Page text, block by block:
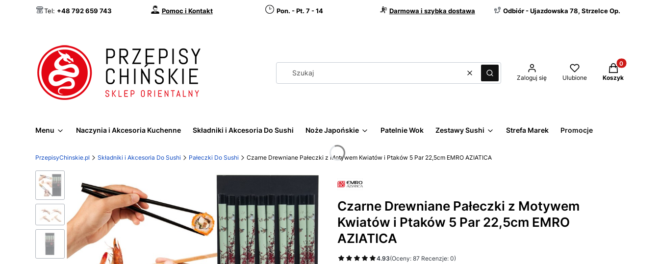
Tel: +48 792 659 743 Pomoc i Kontakt Pon. - Pt. 7 - 14 Darmowa i szybka dostawa Odbiór - Ujazdowska 78, Strzelce Op.
WyczyśćSzukaj Zaloguj się Ulubione
Produkty w
Koszyk
Menu Naczynia i Akcesoria Kuchenne Składniki i Akcesoria Do Sushi Noże Japońskie Patelnie Wok Zestawy Sushi Strefa Marek Promocje
PrzepisyChinskie.pl Składniki i Akcesoria Do Sushi Pałeczki Do Sushi Czarne Drewniane Pałeczki z Motywem Kwiatów i Ptaków 5 Par 22,5cm EMRO AZIATICA
Czarne Drewniane Pałeczki z Motywem
Kwiatów i Ptaków 5 Par 22,5cm EMRO
AZIATICA
4.93(Oceny: 87 Recenzje: 0)